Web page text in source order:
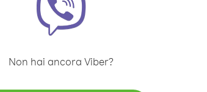
Non hai ancora Viber?